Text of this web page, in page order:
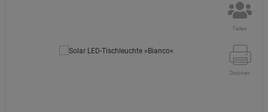
Teilen
Drucken